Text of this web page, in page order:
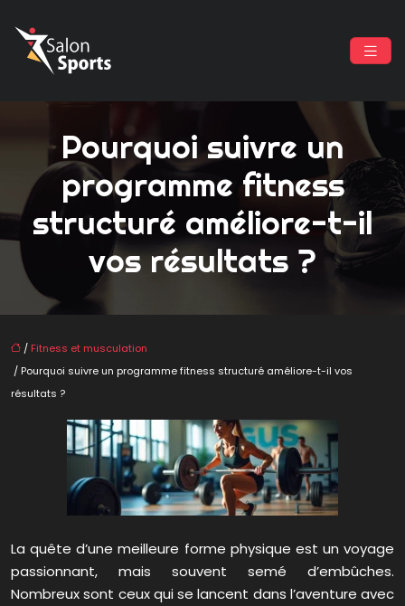
Pourquoi suivre un
programme fitness
structuré améliore-t-il
vos résultats ?
/ Fitness et musculation
/ Pourquoi suivre un programme fitness structuré améliore-t-il vos
résultats ?
La quête d’une meilleure forme physique est un voyage
passionnant, mais souvent semé d’embûches.
Nombreux sont ceux qui se lancent dans l’aventure avec